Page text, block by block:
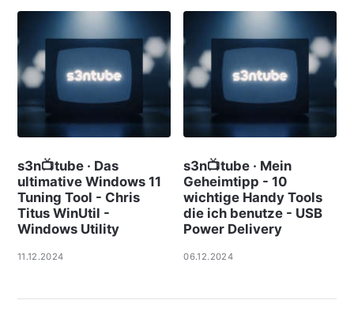
s3n📺tube · Das
ultimative Windows 11
Tuning Tool - Chris
Titus WinUtil -
Windows Utility
11.12.2024
s3n📺tube · Mein
Geheimtipp - 10
wichtige Handy Tools
die ich benutze - USB
Power Delivery
06.12.2024